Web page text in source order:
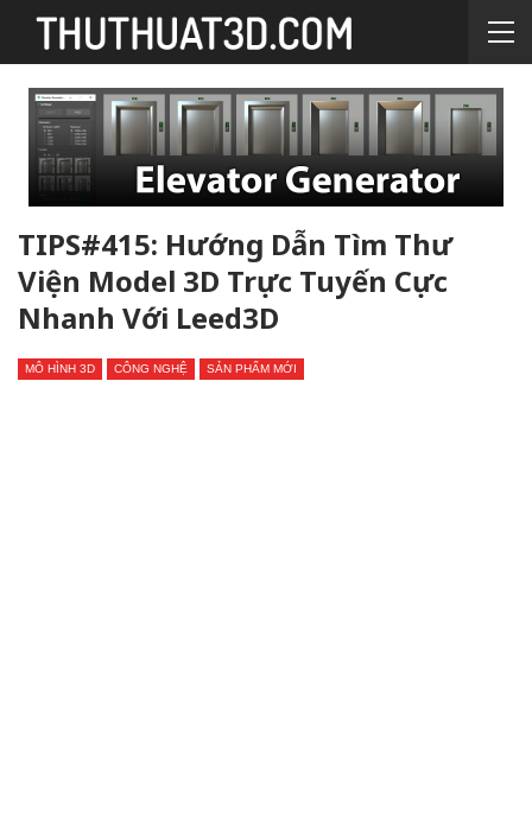
TIPS#415: Hướng Dẫn Tìm Thư
Viện Model 3D Trực Tuyến Cực
Nhanh Với Leed3D
MÔ HÌNH 3D CÔNG NGHỆ SẢN PHẨM MỚI